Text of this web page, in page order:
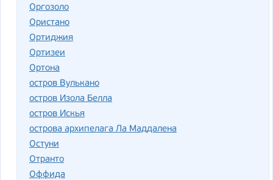
Оргозоло
Ористано
Ортиджия
Ортизеи
Ортона
остров Вулькано
остров Изола Белла
остров Искья
острова архипелага Ла Маддалена
Остуни
Отранто
Оффида